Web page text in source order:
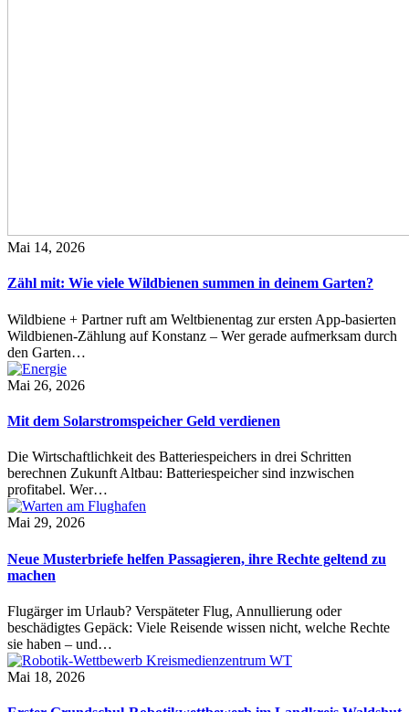
Mai 14, 2026
Zähl mit: Wie viele Wildbienen summen in deinem Garten?
Wildbiene + Partner ruft am Weltbienentag zur ersten App-basierten
Wildbienen-Zählung auf Konstanz – Wer gerade aufmerksam durch
den Garten…
Mai 26, 2026
Mit dem Solarstromspeicher Geld verdienen
Die Wirtschaftlichkeit des Batteriespeichers in drei Schritten
berechnen Zukunft Altbau: Batteriespeicher sind inzwischen
profitabel. Wer…
Mai 29, 2026
Neue Musterbriefe helfen Passagieren, ihre Rechte geltend zu
machen
Flugärger im Urlaub? Verspäteter Flug, Annullierung oder
beschädigtes Gepäck: Viele Reisende wissen nicht, welche Rechte
sie haben – und…
Mai 18, 2026